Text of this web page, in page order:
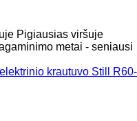
Pigiausias viršuje
metai - seniausi